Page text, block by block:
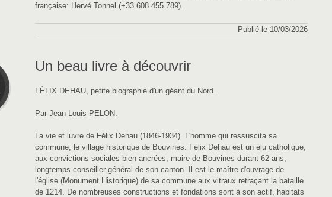
française: Hervé Tonnel (+33 608 455 789).
Publié le 10/03/2026
Un beau livre à découvrir
FÉLIX DEHAU, petite biographie d'un géant du Nord.
Par Jean-Louis PELON.
La vie et luvre de Félix Dehau (1846-1934). L'homme qui ressuscita sa
commune, le village historique de Bouvines. Félix Dehau est un élu catholique,
aux convictions sociales bien ancrées, maire de Bouvines durant 62 ans,
longtemps conseiller général de son canton. Il est le maître d'ouvrage de
l'église (Monument Historique) de sa commune aux vitraux retraçant la bataille
de 1214. De nombreuses constructions et fondations sont à son actif, habitats